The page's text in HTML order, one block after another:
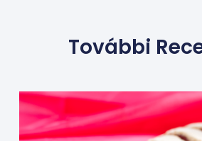
További